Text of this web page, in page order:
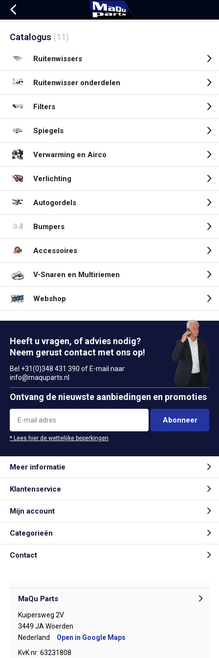
Catalogus (11)
Ruitenwissers
Ruitenwisser onderdelen
Filters
Spiegels
Verwarming en Airco
Verlichting
Autogordels
Bumpers
Accessoires
V-Snaren en Multiriemen
Webshop
Heeft u vragen, of advies nodig?
Neem gerust contact met ons op!
Bel +31(0)348 431 390 of E-mail naar
info@maquparts.nl
Ontvang de nieuwste aanbiedingen en promoties
Abonneer
* Lees hier de wettelijke beperkingen
Meer informatie
Klantenservice
Mijn account
Categorieën
Contact
MaQu Parts
Kuipersweg 2V
3449 JA Woerden
Nederland
Open in Google Maps
KvK nr: 63231808